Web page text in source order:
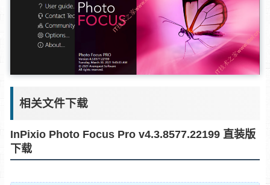
相关文件下载
InPixio Photo Focus Pro v4.3.8577.22199 直装版
下载